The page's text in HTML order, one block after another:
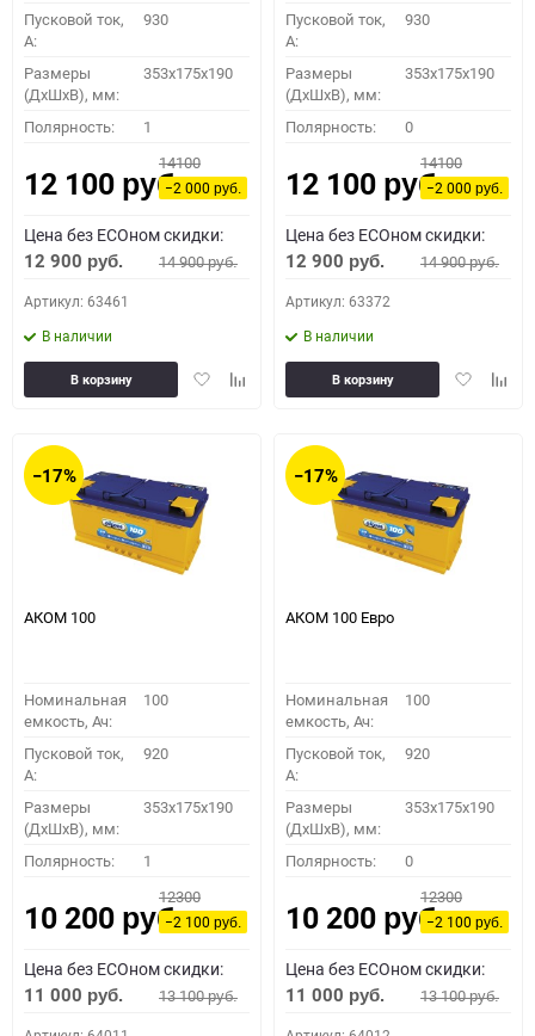
Пусковой ток,
A:
930
Размеры
(ДхШхВ), мм:
353x175x190
Полярность: 1
12 100 руб.
14100
−2 000руб.
Цена без ECOном скидки:
12 900 руб. 14 900руб.
Артикул: 63461
В наличии
ДобавитьДобавить
В корзину
Пусковой ток,
A:
930
Размеры
(ДхШхВ), мм:
353x175x190
Полярность: 0
12 100 руб.
14100
−2 000руб.
Цена без ECOном скидки:
12 900 руб. 14 900руб.
Артикул: 63372
В наличии
Добавить
В корзину
−17%
АКОМ 100
Номинальная
емкость, Ач:
100
Пусковой ток,
A:
920
Размеры
(ДхШхВ), мм:
353x175x190
Полярность: 1
10 200 руб.
12300
−2 100руб.
Цена без ECOном скидки:
11 000 руб. 13 100руб.
−17%
АКОМ 100 Евро
Номинальная
емкость, Ач:
100
Пусковой ток,
A:
920
Размеры
(ДхШхВ), мм:
353x175x190
Полярность: 0
10 200 руб.
12300
−2 100руб.
Цена без ECOном скидки:
11 000 руб. 13 100руб.